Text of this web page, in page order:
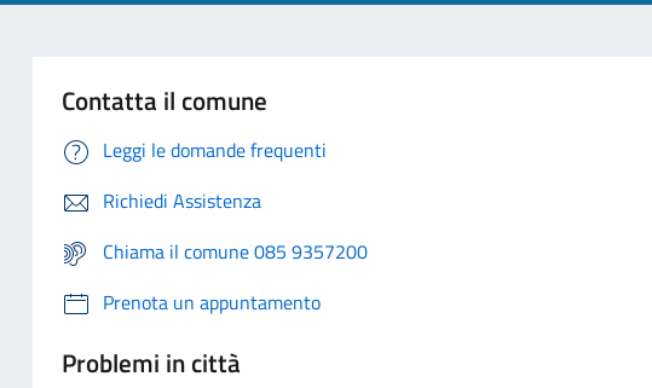
Contatta il comune
Leggi le domande frequenti
Richiedi Assistenza
Chiama il comune 085 9357200
Prenota un appuntamento
Problemi in città